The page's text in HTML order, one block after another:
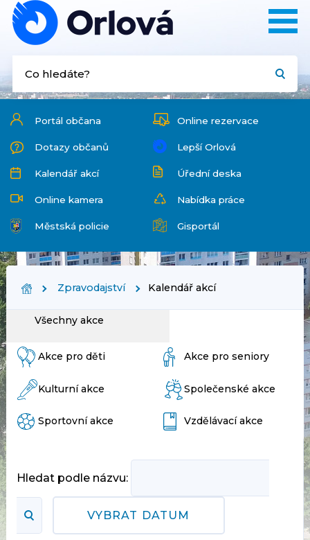
Portál občana Online rezervace
Dotazy občanů Lepší Orlová
Kalendář akcí Úřední deska
Online kamera Nabídka práce
Městská policie Gisportál
Zpravodajství Kalendář akcí
Hledat podle názvu:
VYBRAT DATUM
Všechny akce
Akce pro děti Akce pro seniory
Kulturní akce Společenské akce
Sportovní akce Vzdělávací akce